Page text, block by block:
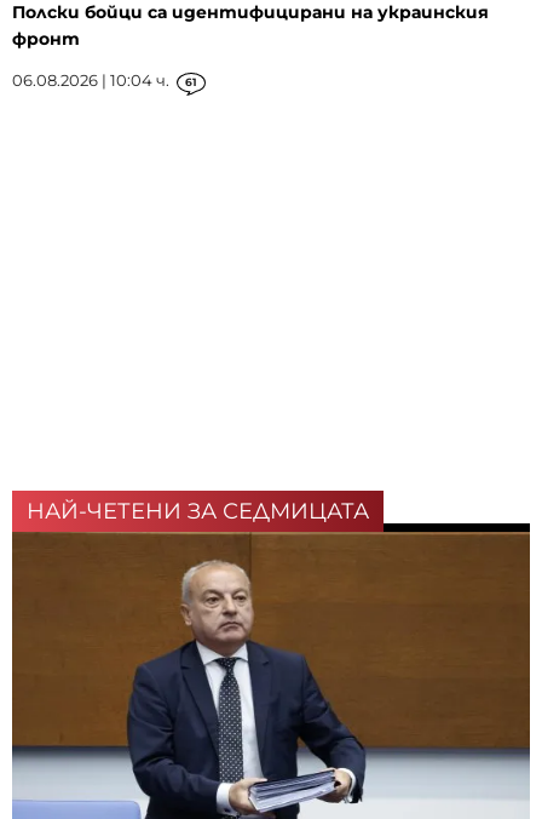
Полски бойци са идентифицирани на украинския
фронт
06.08.2026 | 10:04 ч. 61
НАЙ-ЧЕТЕНИ ЗА СЕДМИЦАТА